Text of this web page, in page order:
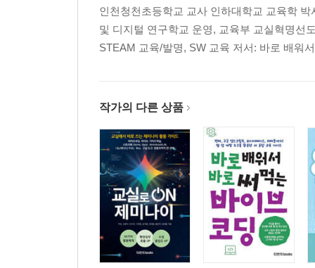
인천청천초등학교 교사 인하대학교 교육학
및 디지털 연구학교 운영, 교육부 교실혁명선
STEAM 교육/발명, SW 교육 저서: 바로 배워
작가의 다른 상품